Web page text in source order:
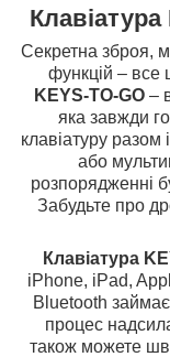
Секретна зброя,
функцій – все
KEYS-TO-GO–
яка завжди
клавіатуру разом
або
розпорядженні
Забудьте про
Клавіатура
iPhone, iPad,
Bluetooth
процес
також можете